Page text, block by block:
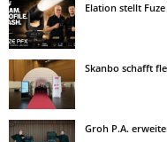
Elation stellt
Skanbo schafft
Groh P.A.